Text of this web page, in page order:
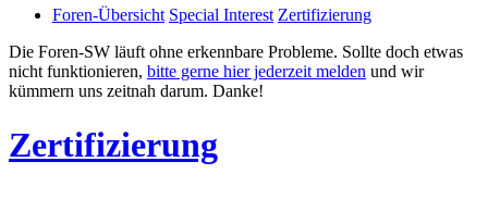
Foren-Übersicht Special Interest Zertifizierung
Die Foren-SW läuft ohne erkennbare Probleme. Sollte doch etwas
nicht funktionieren, bitte gerne hier jederzeit melden und wir
kümmern uns zeitnah darum. Danke!
Zertifizierung